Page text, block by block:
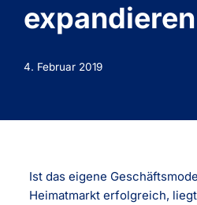
expandieren
4. Februar 2019
Ist das eigene
Heimatmarkt erfolgreich,